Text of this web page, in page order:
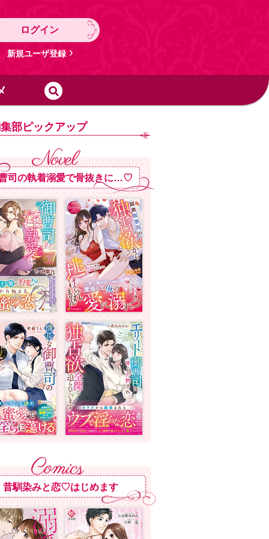
ログイン
新規ユーザ登録
部ピックアップ
司の執着溺愛で骨抜きに…♡
昔馴染みと恋♡はじめます